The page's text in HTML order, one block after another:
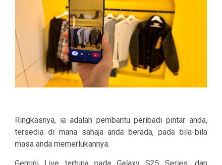
Ringkasnya, ia adalah pembantu peribadi pintar anda,
tersedia di mana sahaja anda berada, pada bila-bila
masa anda memerlukannya.
Gemini Live terbina pada Galaxy S25 Series, dan